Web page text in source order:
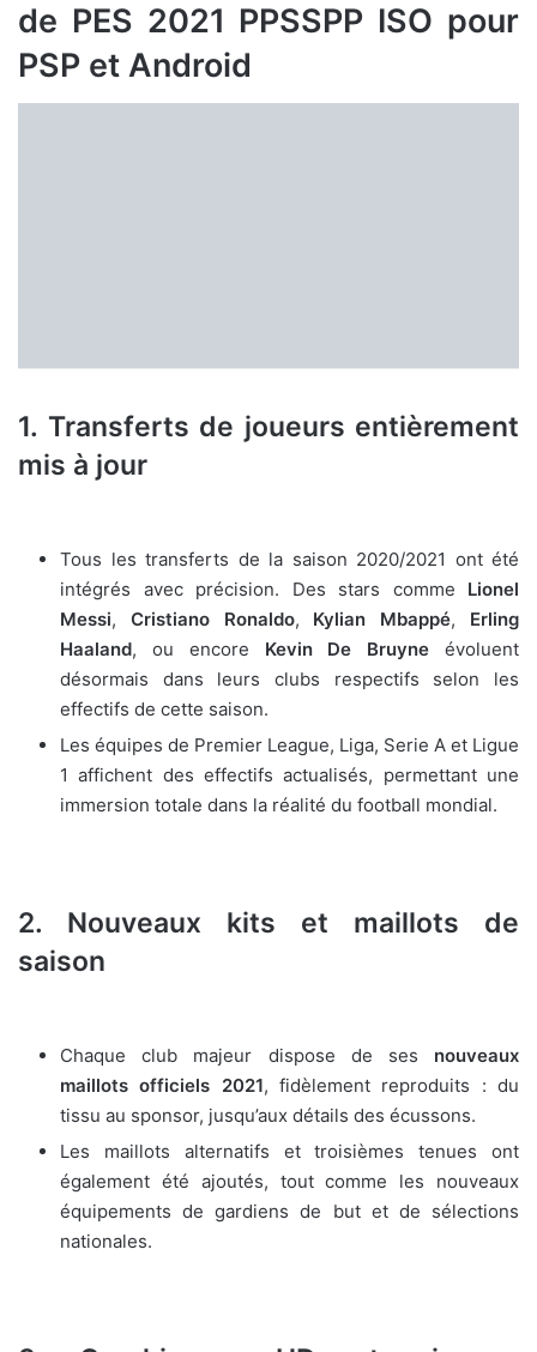
de PES 2021 PPSSPP ISO pour
PSP et Android
1. Transferts de joueurs entièrement
mis à jour
Tous les transferts de la saison 2020/2021 ont été
intégrés avec précision. Des stars comme Lionel
Messi, Cristiano Ronaldo, Kylian Mbappé, Erling
Haaland, ou encore Kevin De Bruyne évoluent
désormais dans leurs clubs respectifs selon les
effectifs de cette saison.
Les équipes de Premier League, Liga, Serie A et Ligue
1 affichent des effectifs actualisés, permettant une
immersion totale dans la réalité du football mondial.
2. Nouveaux kits et maillots de
saison
Chaque club majeur dispose de ses nouveaux
maillots officiels 2021, fidèlement reproduits : du
tissu au sponsor, jusqu’aux détails des écussons.
Les maillots alternatifs et troisièmes tenues ont
également été ajoutés, tout comme les nouveaux
équipements de gardiens de but et de sélections
nationales.